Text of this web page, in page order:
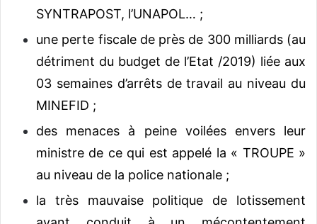
SYNTRAPOST, l’UNAPOL… ;
une perte fiscale de près de 300 milliards (au
détriment du budget de l’Etat /2019) liée aux
03 semaines d’arrêts de travail au niveau du
MINEFID ;
des menaces à peine voilées envers leur
ministre de ce qui est appelé la « TROUPE »
au niveau de la police nationale ;
la très mauvaise politique de lotissement